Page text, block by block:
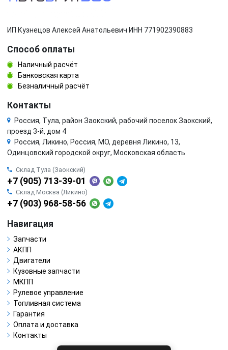
ИП Кузнецов Алексей Анатольевич ИНН 771902390883
Способ оплаты
Наличный расчёт
Банковская карта
Безналичный расчёт
Контакты
Россия, Тула, район Заокский, рабочий поселок Заокский,
проезд 3-й, дом 4
Россия, Ликино, Россия, МО, деревня Ликино, 13,
Одинцовский городской округ, Московская область
Склад Тула (Заокский)
+7 (905) 713-39-01
Склад Москва (Ликино)
+7 (903) 968-58-56
Навигация
Запчасти
АКПП
Двигатели
Кузовные запчасти
МКПП
Рулевое управление
Топливная система
Гарантия
Оплата и доставка
Контакты